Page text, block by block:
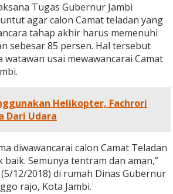
Tugas Gubernur Jambi
agar calon Camat teladan yang
tahap akhir harus memenuhi
sebesar 85 persen. Hal tersebut
watawan usai mewawancarai Camat
Helikopter, Fachrori
Dari Udara
diwawancarai calon Camat Teladan
Semunya tentram dan aman,”
12/2018) di rumah Dinas Gubernur
rajo, Kota Jambi.